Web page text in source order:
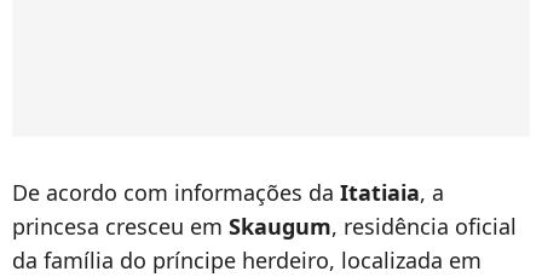
De acordo com informações da Itatiaia, a
princesa cresceu em Skaugum, residência oficial
da família do príncipe herdeiro, localizada em